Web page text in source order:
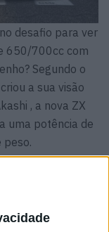
desafio para ver
650/700cc com
Segundo o
a sua visão
, a nova ZX
uma potência de
peso.